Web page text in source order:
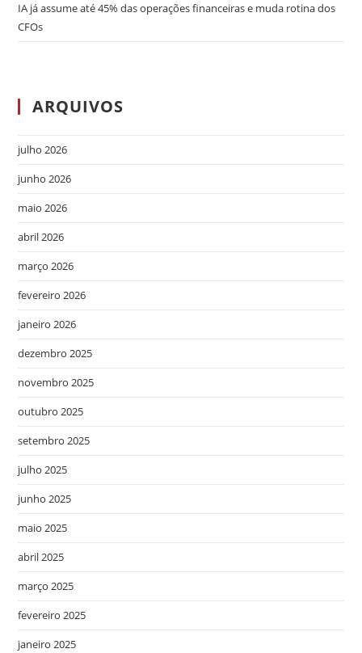
IA já assume até 45% das operações financeiras e muda rotina dos
CFOs
ARQUIVOS
julho 2026
junho 2026
maio 2026
abril 2026
março 2026
fevereiro 2026
janeiro 2026
dezembro 2025
novembro 2025
outubro 2025
setembro 2025
julho 2025
junho 2025
maio 2025
abril 2025
março 2025
fevereiro 2025
janeiro 2025